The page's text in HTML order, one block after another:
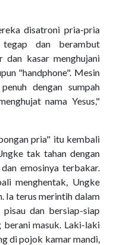
disatroni pria-pria
dan berambut
kasar menghujani
"handphone". Mesin
dengan sumpah
nama Yesus,"
pria" itu kembali
tak tahan dengan
emosinya terbakar.
menghentak, Ungke
Ia terus merintih dalam
dan bersiap-siap
berani masuk. Laki-laki
di pojok kamar mandi,